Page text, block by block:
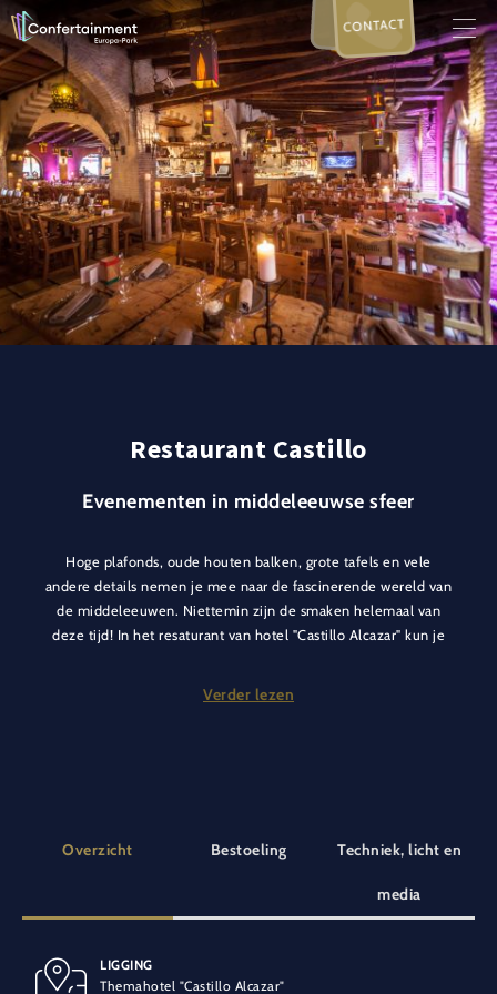
CONTACT
Restaurant Castillo
Evenementen in middeleeuwse sfeer
Hoge plafonds, oude houten balken, grote tafels en vele
andere details nemen je mee naar de fascinerende wereld van
de middeleeuwen. Niettemin zijn de smaken helemaal van
deze tijd! In het resaturant van hotel "Castillo Alcazar" kun je
verzorgen de catering voor je evenement met
Verder lezen
Overzicht Bestoeling Techniek, licht en
media
LIGGING
Themahotel "Castillo Alcazar"
BANKETOPSTELLING
362 personen
SPECIALE VOORZIENINGEN
Klimaatbeheersing Gelijkvloers